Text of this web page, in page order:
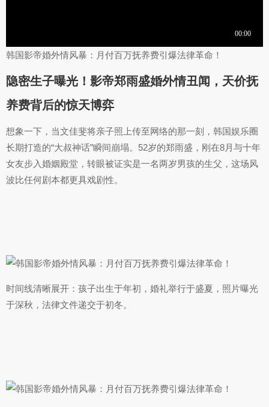
韩国影帝婚外情风暴：月付百万抚养费引爆法律革命！
隐密生子曝光！影帝郑雨盛婚外情丑闻，天价抚
养费背后的惊天博弈
想象一下，当文佳斐将亲子照上传至网络的那一刻，韩国娱乐圈
长期打造的“大叔神话”瞬间崩塌。52岁的郑雨盛，刚在8月与十年
女友步入婚姻殿堂，转眼被证实是一名两岁男孩的生父，这场风
波比任何剧本都更具戏剧性。
时间线清晰展开：孩子出生于年初，婚礼举行于盛夏，照片曝光
于深秋，法律文件递交于初冬。